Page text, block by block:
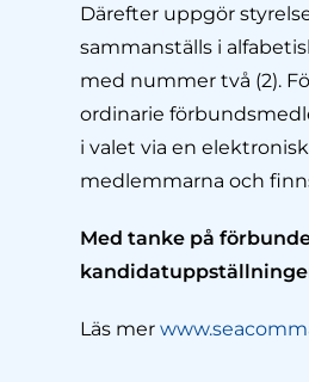
Därefter uppgör
sammanställs i
med nummer två (2).
ordinarie
i valet via en
medlemmarna och
Med tanke på
Läs mer